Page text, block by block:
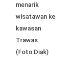
menarik
wisatawan ke
kawasan
Trawas.
(Foto:Diak)